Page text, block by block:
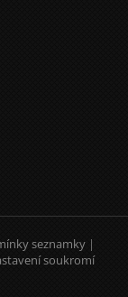
seznamky |
soukromí